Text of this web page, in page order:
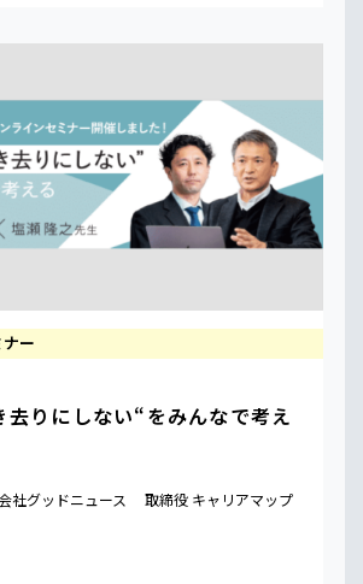
ー
去りにしない“をみんなで考え
社グッドニュース 取締役 キャリアマップ